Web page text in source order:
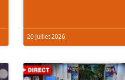
20 juillet 2026